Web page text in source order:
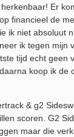
Er
financieel de
ik niet absoluut
ik tegen mijn
tijd echt geen
koop ik de
& g2
scoren. G2
maar die